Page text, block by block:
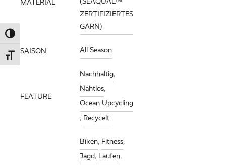
Umschalten auf hohe Kontraste
Schrift vergrößern
MATERIAL
ZERTIFIZIERTES
GARN)
SAISON All Season
FEATURE
Nachhaltig,
Nahtlos,
Ocean Upcycling
, Recycelt
Biken, Fitness,
Jagd, Laufen,